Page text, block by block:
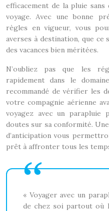
efficacement de la pluie
voyage. Avec une bonne
règles en vigueur, vous
averses à destination, que ce
des vacances bien méritées.
N’oubliez pas que les
rapidement dans le
recommandé de vérifier les
votre compagnie aérienne
voyagez avec un parapluie
doutes sur sa conformité.
d’anticipation vous
prêt à affronter tous les
« Voyager avec un
de chez soi partout où